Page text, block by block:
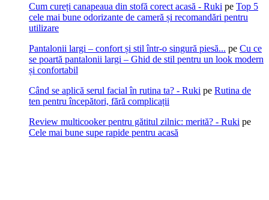
Cum cureți canapeaua din stofă corect acasă - Ruki pe Top 5
cele mai bune odorizante de cameră și recomandări pentru
utilizare
Pantalonii largi – confort și stil într-o singură piesă... pe Cu ce
se poartă pantalonii largi – Ghid de stil pentru un look modern
și confortabil
Când se aplică serul facial în rutina ta? - Ruki pe Rutina de
ten pentru începători, fără complicații
Review multicooker pentru gătitul zilnic: merită? - Ruki pe
Cele mai bune supe rapide pentru acasă